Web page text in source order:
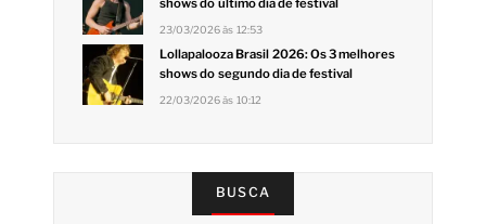
shows do último dia de festival
23/03/2026 às 12:53
Lollapalooza Brasil 2026: Os 3 melhores
shows do segundo dia de festival
22/03/2026 às 10:12
BUSCA